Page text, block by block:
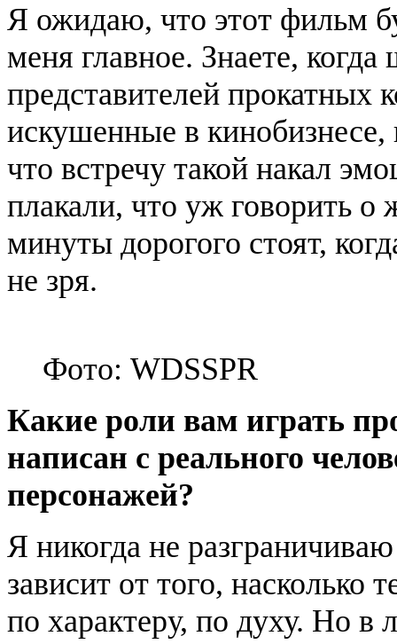
Я ожидаю, что этот фильм
меня главное. Знаете,
представителей
искушенные в
что встречу такой накал
плакали, что уж говорить о
минуты дорогого стоят,
не зря.
Фото: WDSSPR
Какие роли вам играть
написан с реального
персонажей?
Я никогда не
зависит от того, насколько
по характеру, по духу. Но в